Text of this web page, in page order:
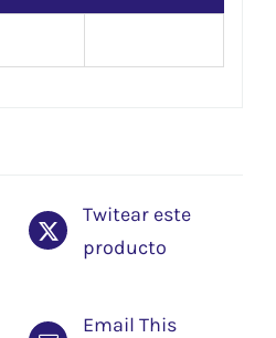
Twitear este
producto
Email This